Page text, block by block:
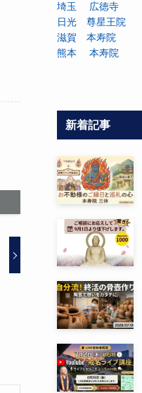
埼玉 広徳寺
日光 尊星王院
滋賀 本寿院
熊本 本寿院
新着記事